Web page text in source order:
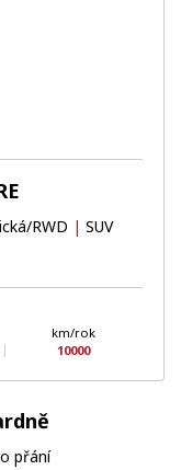
RWD | SUV
km/rok
10000
přání